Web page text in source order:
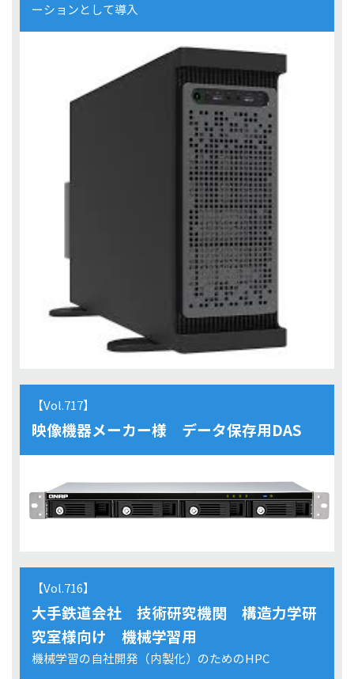
ーションとして導入
【Vol.717】
映像機器メーカー様 データ保存用DAS
【Vol.716】
大手鉄道会社 技術研究機関 構造力学研
究室様向け 機械学習用
機械学習の自社開発（内製化）のためのHPC